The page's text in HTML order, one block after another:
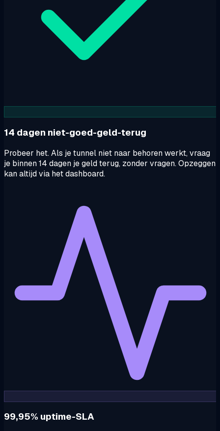
14 dagen niet-goed-geld-terug
Probeer het. Als je tunnel niet naar behoren werkt, vraag
je binnen 14 dagen je geld terug, zonder vragen. Opzeggen
kan altijd via het dashboard.
99,95% uptime-SLA